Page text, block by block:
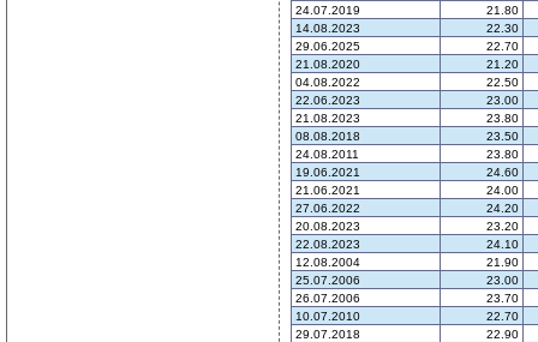
24.07.2019
21.80
14.08.2023
22.30
29.06.2025
22.70
21.08.2020
21.20
04.08.2022
22.50
22.06.2023
23.00
21.08.2023
23.80
08.08.2018
23.50
24.08.2011
23.80
19.06.2021
24.60
21.06.2021
24.00
27.06.2022
24.20
20.08.2023
23.20
22.08.2023
24.10
12.08.2004
21.90
25.07.2006
23.00
26.07.2006
23.70
10.07.2010
22.70
29.07.2018
22.90